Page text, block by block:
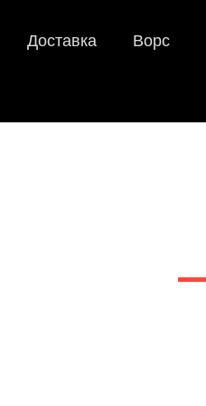
Доставка Ворс